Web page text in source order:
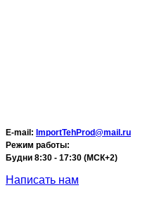
E-mail: ImportTehProd@mail.ru
Режим работы:
Будни 8:30 - 17:30 (МСК+2)
Написать нам